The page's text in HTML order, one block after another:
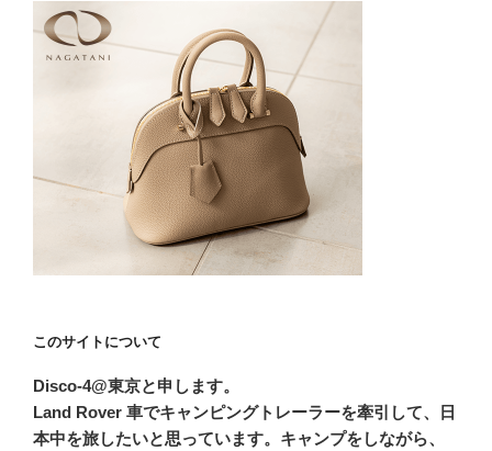
このサイトについて
Disco-4@東京と申します。
Land Rover 車でキャンピングトレーラーを牽引して、日
本中を旅したいと思っています。キャンプをしながら、